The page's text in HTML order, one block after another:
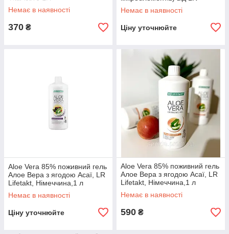
Немає в наявності
370 ₴
Lifetakt, Німеччина
Немає в наявності
Ціну уточнюйте
Aloe Vera 85% поживний гель
Алое Вера з ягодою Асаї, LR
Lifetakt, Німеччина,1 л
Немає в наявності
Ціну уточнюйте
Aloe Vera 85% поживний гель
Алое Вера з ягодою Асаї, LR
Lifetakt, Німеччина,1 л
Немає в наявності
590 ₴